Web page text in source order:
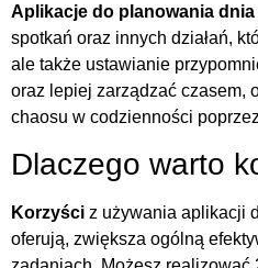
Aplikacje do planowania dnia
spotkań oraz innych działań,
ale także ustawianie
oraz lepiej zarządzać czasem,
chaosu w codzienności
Dlaczego warto
Korzyści z używania aplikacji
oferują, zwiększa ogólną